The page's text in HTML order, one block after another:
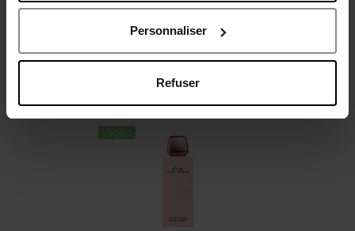
Personnaliser
Refuser
Vegan